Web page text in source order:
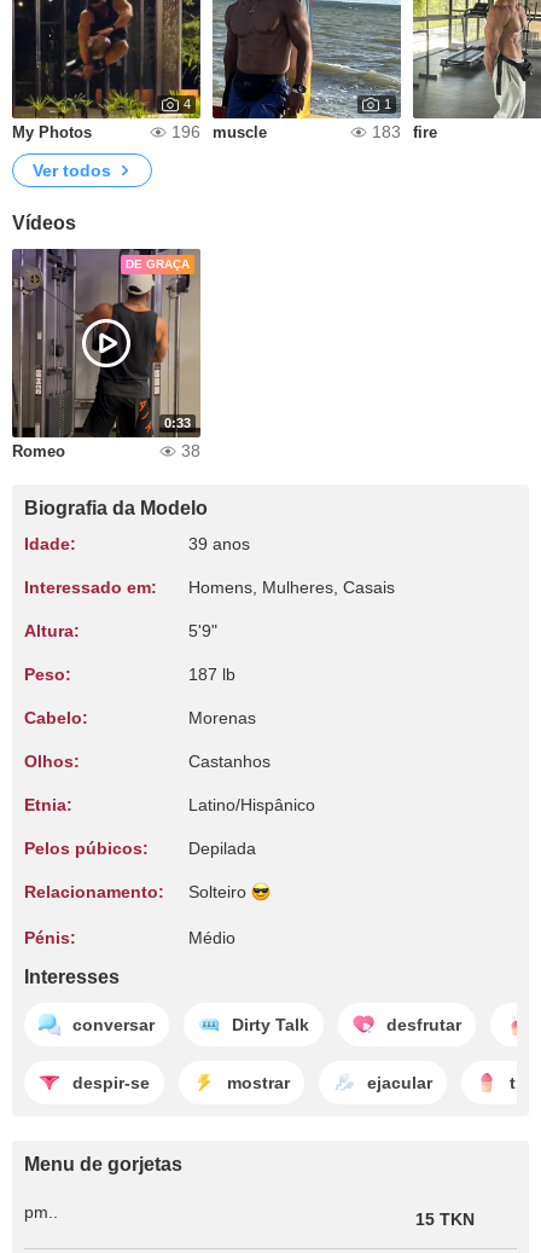
4
My Photos 196
1
muscle 183 fire
Ver todos
Vídeos
DE GRAÇA
0:33
Romeo 38
Biografia da Modelo
Idade: 39 anos
Interessado em: Homens, Mulheres, Casais
Altura: 5'9"
Peso: 187 lb
Cabelo: Morenas
Olhos: Castanhos
Etnia: Latino/Hispânico
Pelos púbicos: Depilada
Relacionamento: Solteiro
Pénis: Médio
Interesses
conversar Dirty Talk desfrutar
despir-se mostrar ejacular
Menu de gorjetas
pm.. 15 TKN